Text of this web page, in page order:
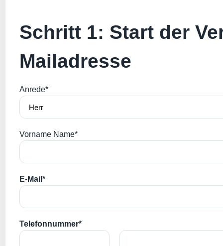
Schritt 1: Start der
Mailadresse
Anrede*
Vorname Name*
E-Mail*
Telefonnummer*